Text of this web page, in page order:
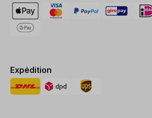
Expédition